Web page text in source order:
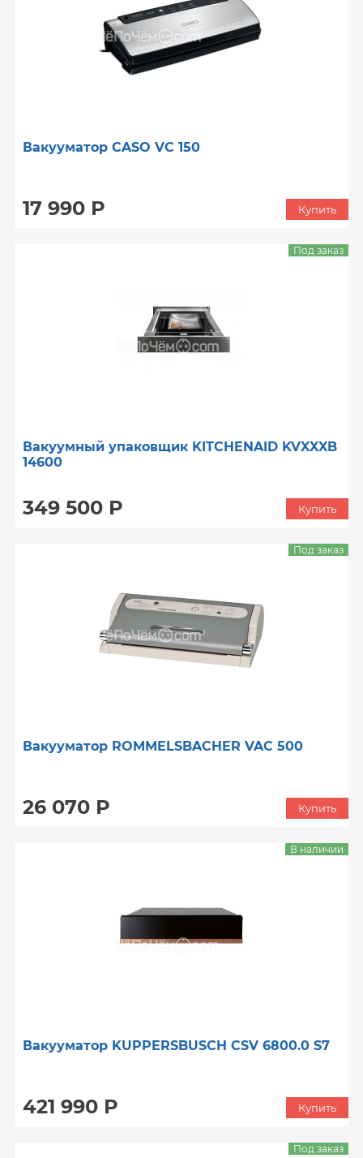
Вакууматор CASO VC 150
17 990 Р Купить
Вакуумный упаковщик KITCHENAID KVXXXB
14600
349 500 Р
Под заказ
Купить
Вакууматор ROMMELSBACHER VAC 500
26 070 Р
Под заказ
Купить
Вакууматор KUPPERSBUSCH CSV 6800.0 S7
421 990 Р
В наличии
Купить
Под заказ